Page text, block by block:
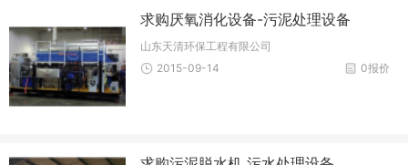
求购厌氧消化设备-污泥处理设备
山东天清环保工程有限公司
0报价
2015-09-14